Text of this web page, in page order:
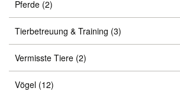
Pferde (2)
Tierbetreuung & Training (3)
Vermisste Tiere (2)
Vögel (12)